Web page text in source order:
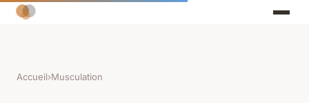
Accueil›Musculation